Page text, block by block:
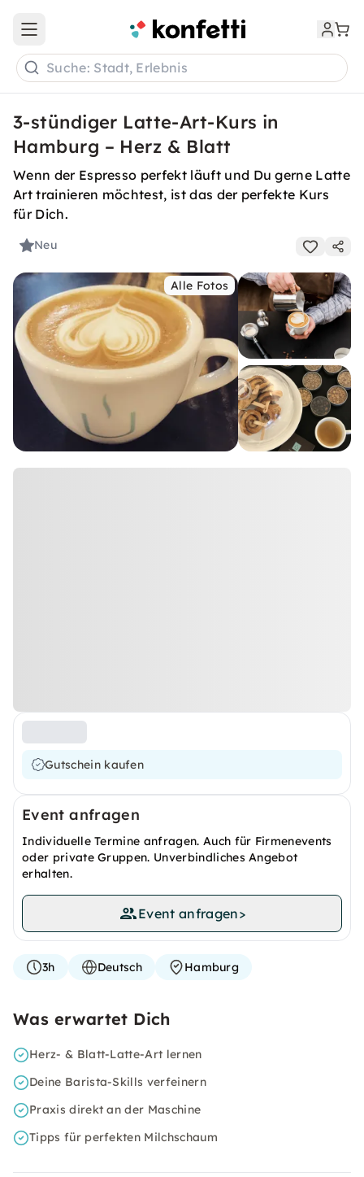
Open main menu
Suche: Stadt, Erlebnis
3-stündiger Latte-Art-Kurs in
Hamburg – Herz & Blatt
Wenn der Espresso perfekt läuft und Du gerne Latte
Art trainieren möchtest, ist das der perfekte Kurs
für Dich.
Neu
Alle Fotos
Gutschein kaufen
Event anfragen
Individuelle Termine anfragen. Auch für Firmenevents
oder private Gruppen. Unverbindliches Angebot
erhalten.
Event anfragen>
3h Deutsch Hamburg
Was erwartet Dich
Herz- & Blatt-Latte-Art lernen
Deine Barista-Skills verfeinern
Praxis direkt an der Maschine
Tipps für perfekten Milchschaum